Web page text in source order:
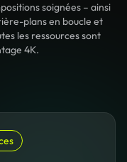
soignées – ainsi
plans en boucle et
les ressources sont
4K.